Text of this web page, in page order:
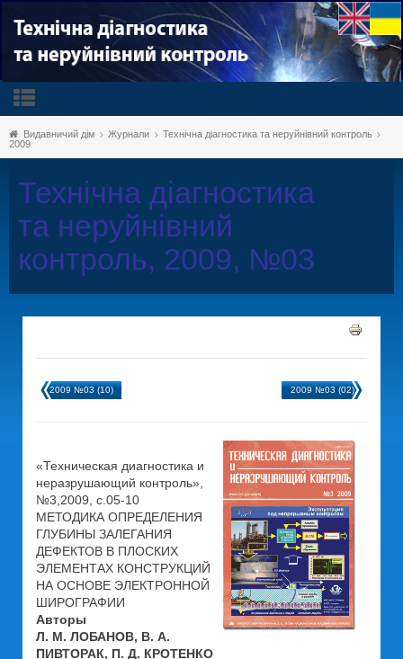
Видавничий дім Журнали
Технічна діагностика та неруйнівний контроль
2009
Технічна діагностика
та неруйнівний
контроль, 2009, №03
2009 №03 (10) 2009 №03 (02)
«Техническая диагностика и
неразрушающий контроль»,
№3,2009, c.05-10
МЕТОДИКА ОПРЕДЕЛЕНИЯ
ГЛУБИНЫ ЗАЛЕГАНИЯ
ДЕФЕКТОВ В ПЛОСКИХ
ЭЛЕМЕНТАХ КОНСТРУКЦИЙ
НА ОСНОВЕ ЭЛЕКТРОННОЙ
ШИРОГРАФИИ
Авторы
Л. М. ЛОБАНОВ, В. А.
ПИВТОРАК, П. Д. КРОТЕНКО